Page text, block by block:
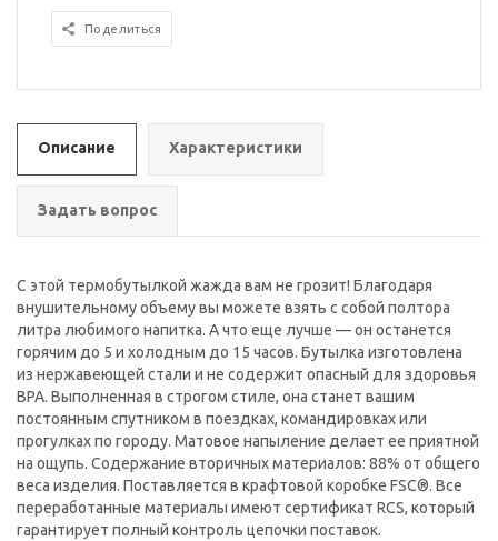
Поделиться
Описание Характеристики
Задать вопрос
С этой термобутылкой жажда вам не грозит! Благодаря
внушительному объему вы можете взять с собой полтора
литра любимого напитка. А что еще лучше — он останется
горячим до 5 и холодным до 15 часов. Бутылка изготовлена
из нержавеющей стали и не содержит опасный для здоровья
BPA. Выполненная в строгом стиле, она станет вашим
постоянным спутником в поездках, командировках или
прогулках по городу. Матовое напыление делает ее приятной
на ощупь. Содержание вторичных материалов: 88% от общего
веса изделия. Поставляется в крафтовой коробке FSC®. Все
переработанные материалы имеют сертификат RCS, который
гарантирует полный контроль цепочки поставок.